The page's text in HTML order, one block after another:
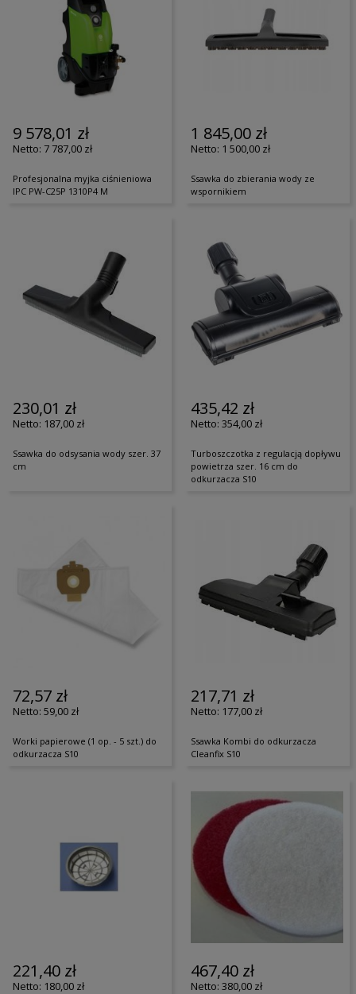
9 578,01 zł
7 787,00 zł
Profesjonalna myjka ciśnieniowa
IPC PW-C25P 1310P4 M
1 845,00 zł
1 500,00 zł
Ssawka do zbierania wody ze
wspornikiem
230,01 zł
187,00 zł
Ssawka do odsysania wody szer. 37
cm
435,42 zł
354,00 zł
Turboszczotka z regulacją dopływu
powietrza szer. 16 cm do
odkurzacza S10
72,57 zł
59,00 zł
Worki papierowe (1 op. - 5 szt.) do
odkurzacza S10
217,71 zł
177,00 zł
Ssawka Kombi do odkurzacza
Cleanfix S10
221,40 zł
180,00 zł
467,40 zł
380,00 zł